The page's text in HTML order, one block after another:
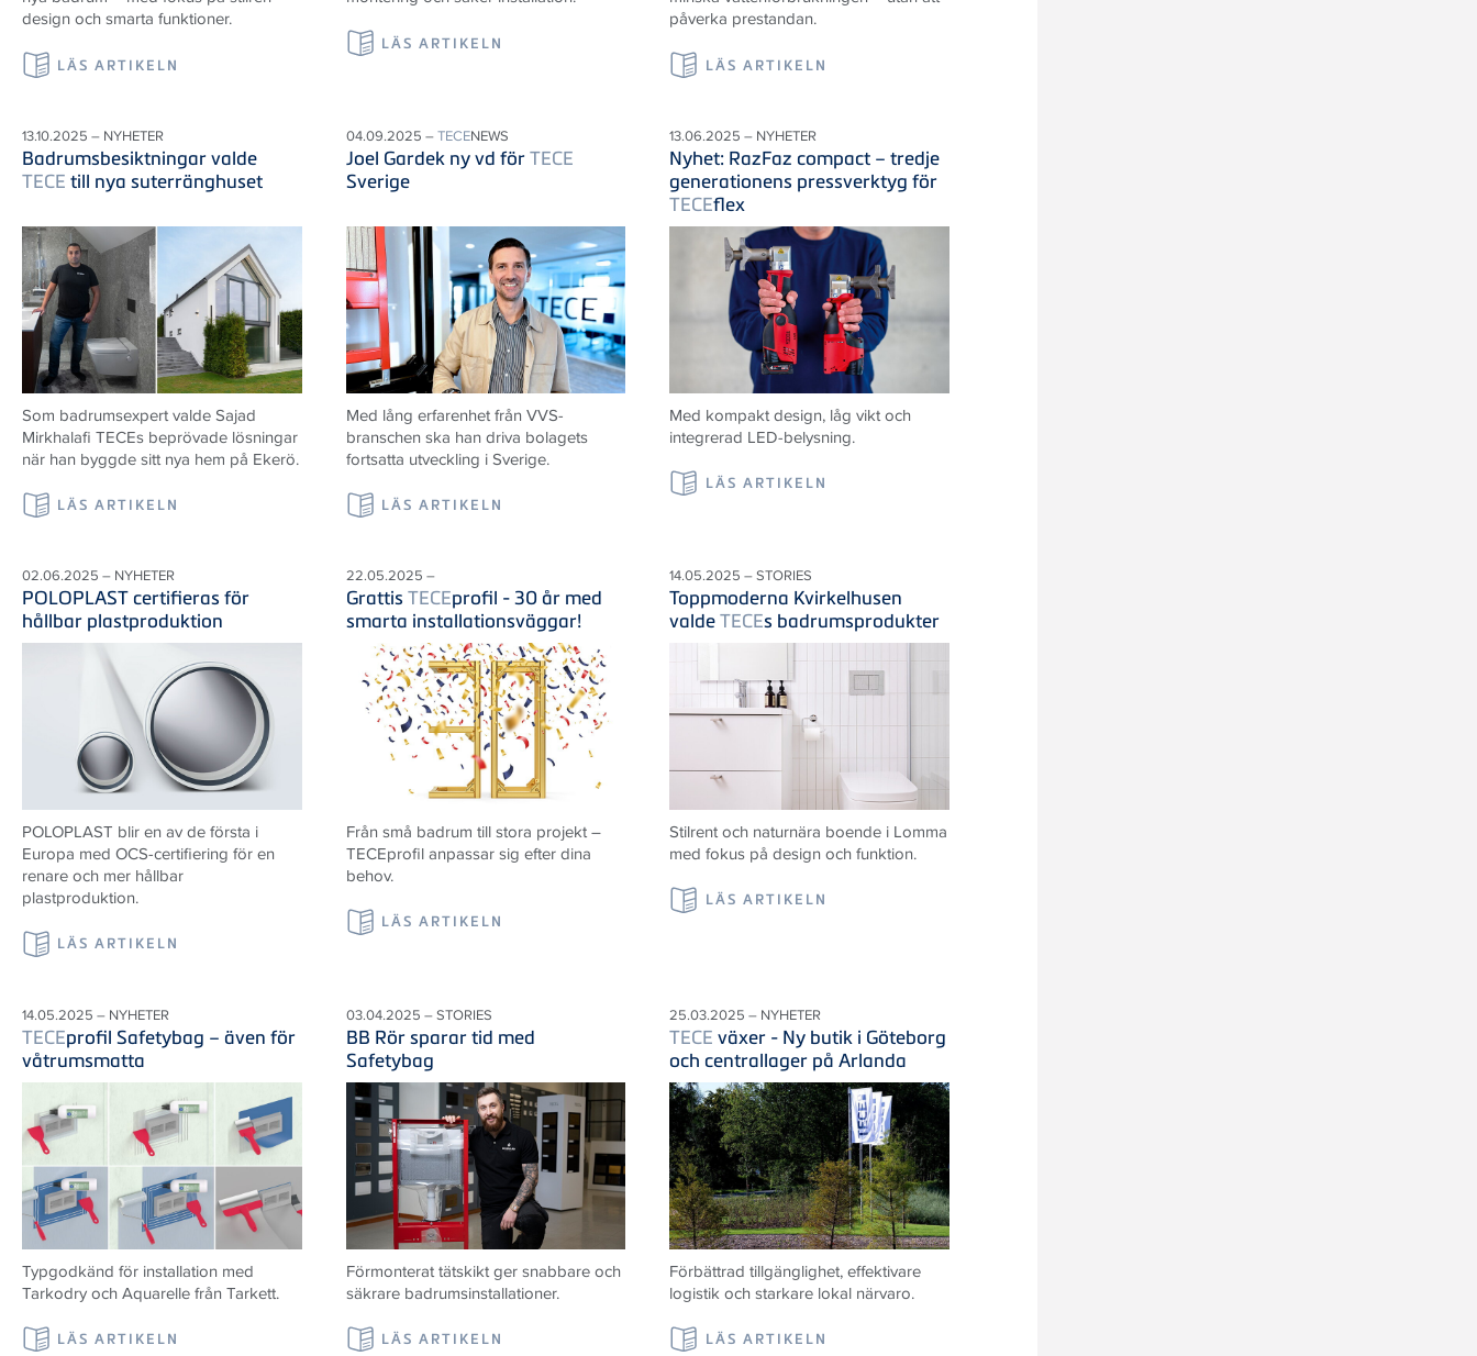
design och smarta funktioner.
LÄS ARTIKELN
LÄS ARTIKELN
påverka prestandan.
LÄS ARTIKELN
13.10.2025 – NYHETER
Badrumsbesiktningar valde
TECE till nya suterränghuset
Som badrumsexpert valde Sajad
Mirkhalafi TECEs beprövade lösningar
när han byggde sitt nya hem på Ekerö.
LÄS ARTIKELN
04.09.2025 –TECENEWS
Joel Gardek ny vd förTECE
Sverige
Med lång erfarenhet från VVS-
branschen ska han driva bolagets
fortsatta utveckling i Sverige.
LÄS ARTIKELN
13.06.2025 – NYHETER
Nyhet: RazFaz compact – tredje
generationens pressverktyg för
TECEflex
Med kompakt design, låg vikt och
integrerad LED-belysning.
LÄS ARTIKELN
02.06.2025 – NYHETER
POLOPLAST certifieras för
hållbar plastproduktion
POLOPLAST blir en av de första i
Europa med OCS-certifiering för en
renare och mer hållbar
plastproduktion.
LÄS ARTIKELN
22.05.2025 –
Grattis TECEprofil - 30 år med
smarta installationsväggar!
Från små badrum till stora projekt –
TECEprofil anpassar sig efter dina
behov.
LÄS ARTIKELN
14.05.2025 – STORIES
Toppmoderna Kvirkelhusen
valdeTECEs badrumsprodukter
Stilrent och naturnära boende i Lomma
med fokus på design och funktion.
LÄS ARTIKELN
14.05.2025 – NYHETER
TECEprofil Safetybag – även för
våtrumsmatta
Typgodkänd för installation med
Tarkodry och Aquarelle från Tarkett.
LÄS ARTIKELN
03.04.2025 – STORIES
BB Rör sparar tid med
Safetybag
Förmonterat tätskikt ger snabbare och
säkrare badrumsinstallationer.
LÄS ARTIKELN
25.03.2025 – NYHETER
TECE växer - Ny butik i Göteborg
och centrallager på Arlanda
Förbättrad tillgänglighet, effektivare
logistik och starkare lokal närvaro.
LÄS ARTIKELN